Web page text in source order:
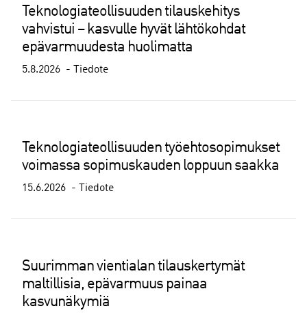
Teknologiateollisuuden tilauskehitys
vahvistui – kasvulle hyvät lähtökohdat
epävarmuudesta huolimatta
5.8.2026 Tiedote
Teknologiateollisuuden työehtosopimukset
voimassa sopimuskauden loppuun saakka
15.6.2026 Tiedote
Suurimman vientialan tilauskertymät
maltillisia, epävarmuus painaa
kasvunäkymiä